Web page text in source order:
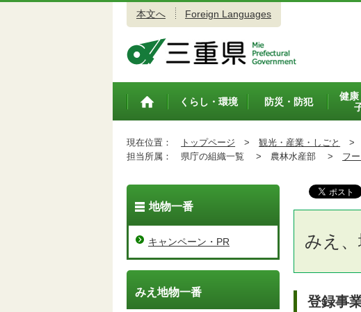
本文へ Foreign Languages
トップペ
くらし・環境 防災・防犯
健康
現在位置： トップページ > 観光・産業・しごと >
担当所属：
県庁の組織一覧 > 農林水産部 > フ
みえ
登録事
地物一番
キャンペーン・PR
みえ地物一番